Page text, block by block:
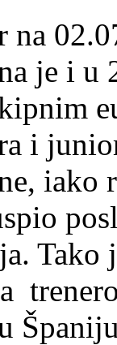
na
je i u
i
iako
Tako